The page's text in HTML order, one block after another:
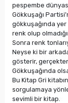
pespembe
Gökkuşağı
gökkuşağında yer
renk olup
Sonra renk
Neyse ki bir
gösterir,
Gökkuşağında
Bu Kitap Gri
sorgulamaya
sevimli bir kitap.